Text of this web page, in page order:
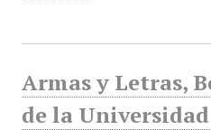
Armas y Letras,
de la